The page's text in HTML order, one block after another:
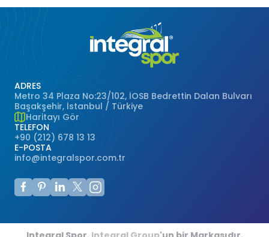
Hentbol Sahaları
Çok Amaçlı Sahalar
Hokey Sahaları
Beyzbol Sahaları
Ragbi Sahaları
Badminton Kortları
ADRES
Metro 34 Plaza No:23/102, İOSB Bedrettin Dalan Bulvarı
Başakşehir, İstanbul / Türkiye
Haritayı Gör
TELEFON
+90 (212) 678 13 13
E-POSTA
info@integralspor.com.tr